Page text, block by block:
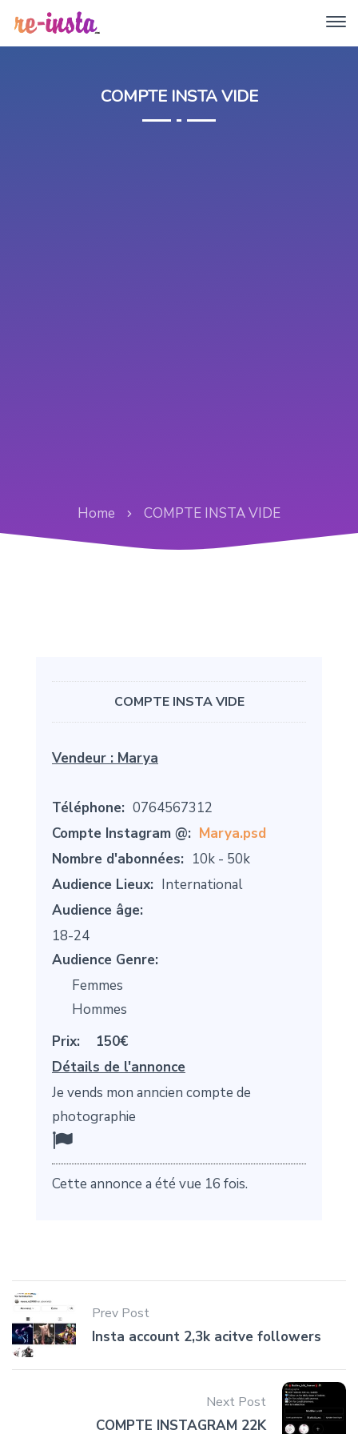
COMPTE INSTA VIDE
Home COMPTE INSTA VIDE
COMPTE INSTA VIDE
Vendeur : Marya
Téléphone: 0764567312
Compte Instagram @: Marya.psd
Nombre d'abonnées: 10k - 50k
Audience Lieux: International
Audience âge:
18-24
Audience Genre:
Femmes
Hommes
Prix:
150€
Détails de l'annonce
Je vends mon anncien compte de
photographie
Cette annonce a été vue 16 fois.
Prev Post
Insta account 2,3k acitve followers
Next Post
COMPTE INSTAGRAM 22K